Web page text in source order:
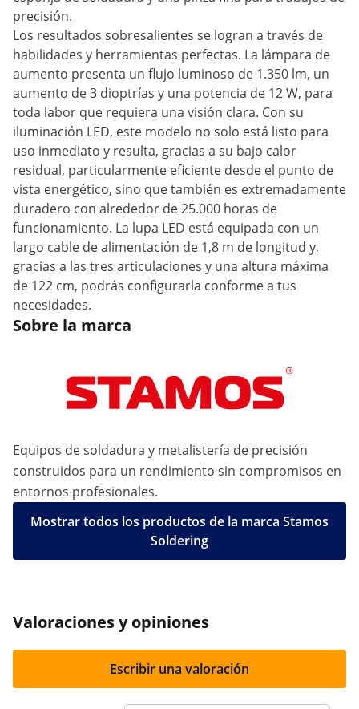
precisión.
Los resultados sobresalientes se logran a través de
habilidades y herramientas perfectas. La lámpara de
aumento presenta un flujo luminoso de 1.350 lm, un
aumento de 3 dioptrías y una potencia de 12 W, para
toda labor que requiera una visión clara. Con su
iluminación LED, este modelo no solo está listo para
uso inmediato y resulta, gracias a su bajo calor
residual, particularmente eficiente desde el punto de
vista energético, sino que también es extremadamente
duradero con alrededor de 25.000 horas de
funcionamiento. La lupa LED está equipada con un
largo cable de alimentación de 1,8 m de longitud y,
gracias a las tres articulaciones y una altura máxima
de 122 cm, podrás configurarla conforme a tus
necesidades.
Sobre la marca
Equipos de soldadura y metalistería de precisión
construidos para un rendimiento sin compromisos en
entornos profesionales.
Mostrar todos los productos de la marca Stamos
Soldering
Valoraciones y opiniones
Escribir una valoración